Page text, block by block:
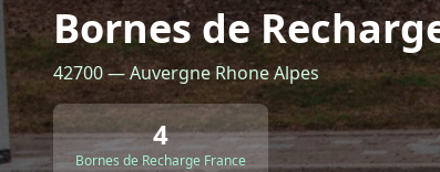
Bornes de
42700 — Auvergne Rhone Alpes
4
Bornes de Recharge France